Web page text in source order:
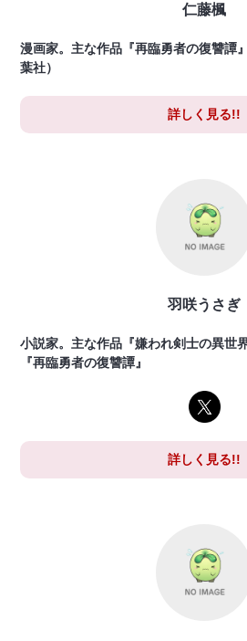
仁藤楓
漫画家。主な作品『再臨勇者の復讐譚
葉社）
詳しく見る!!
羽咲うさぎ
小説家。主な作品『嫌われ剣士の異世
『再臨勇者の復讐譚』
詳しく見る!!